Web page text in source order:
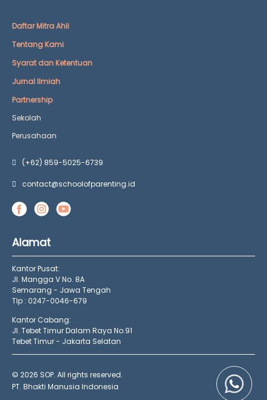
Daftar Mitra Ahli
Tentang Kami
Syarat dan Ketentuan
Jurnal Ilmiah
Partnership
Sekolah
Perusahaan
(+62) 859-5025-6739
contact@schoolofparenting.id
Alamat
Kantor Pusat:
Jl. Mangga V No. 8A
Semarang - Jawa Tengah
Tlp : 0247-0046-679
Kantor Cabang:
Jl. Tebet Timur Dalam Raya No.91
Tebet Timur - Jakarta Selatan
© 2026 SOP. All rights reserved.
PT. Bhakti Manusia Indonesia